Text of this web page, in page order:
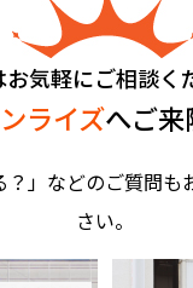
お気軽にご相談く
ライズへご来
？」などのご質問
さい。